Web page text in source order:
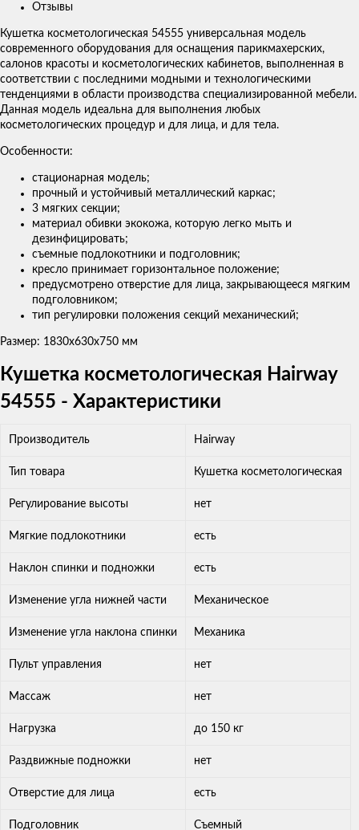
Отзывы
Кушетка косметологическая 54555 универсальная модель
современного оборудования для оснащения парикмахерских,
салонов красоты и косметологических кабинетов, выполненная в
соответствии с последними модными и технологическими
тенденциями в области производства специализированной мебели.
Данная модель идеальна для выполнения любых
косметологических процедур и для лица, и для тела.
Особенности:
стационарная модель;
прочный и устойчивый металлический каркас;
3 мягких секции;
материал обивки экокожа, которую легко мыть и
дезинфицировать;
съемные подлокотники и подголовник;
кресло принимает горизонтальное положение;
предусмотрено отверстие для лица, закрывающееся мягким
подголовником;
тип регулировки положения секций механический;
Размер: 1830х630х750 мм
Кушетка косметологическая Hairway
54555 - Характеристики
Производитель Hairway
Тип товара Кушетка косметологическая
Регулирование высоты нет
Мягкие подлокотники есть
Наклон спинки и подножки есть
Изменение угла нижней части Механическое
Изменение угла наклона спинки Механика
Пульт управления нет
Массаж нет
Нагрузка до 150 кг
Раздвижные подножки нет
Отверстие для лица есть
Подголовник Съемный